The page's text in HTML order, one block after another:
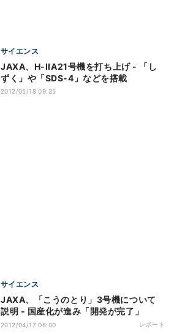
サイエンス
JAXA、H-IIA21号機を打ち上げ - 「し
ずく」や「SDS-4」などを搭載
2012/05/18 09:35
サイエンス
JAXA、「こうのとり」3号機について
説明 - 国産化が進み「開発が完了」
2012/04/17 08:00 レポート